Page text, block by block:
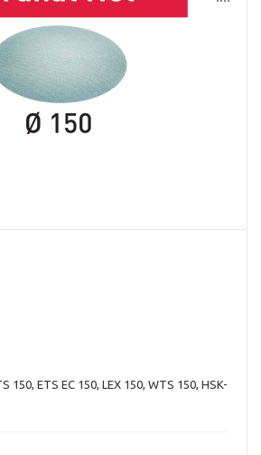
150, ETS EC 150, LEX 150, WTS 150, HSK-